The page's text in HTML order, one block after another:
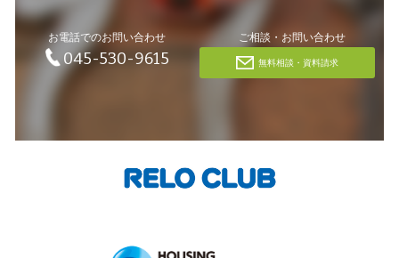
お電話でのお問い合わせ
045-530-9615
ご相談・お問い合わせ
無料相談・資料請求